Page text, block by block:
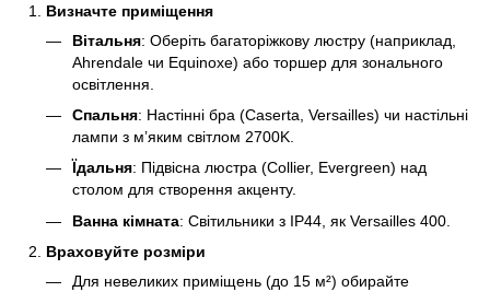
Визначте приміщення
Вітальня: Оберіть багаторіжкову люстру (наприклад,
Ahrendale чи Equinoxe) або торшер для зонального
освітлення.
Спальня: Настінні бра (Caserta, Versailles) чи настільні
лампи з м’яким світлом 2700K.
Їдальня: Підвісна люстра (Collier, Evergreen) над
столом для створення акценту.
Ванна кімната: Світильники з IP44, як Versailles 400.
Враховуйте розміри
Для невеликих приміщень (до 15 м²) обирайте